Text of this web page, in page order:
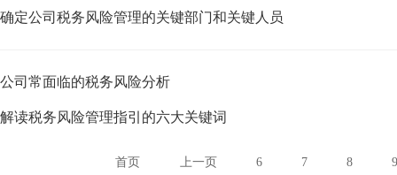
确定公司税务风险管理的关键部门和关键人员
公司常面临的税务风险分析
解读税务风险管理指引的六大关键词
首页 上一页 6 7 8 9